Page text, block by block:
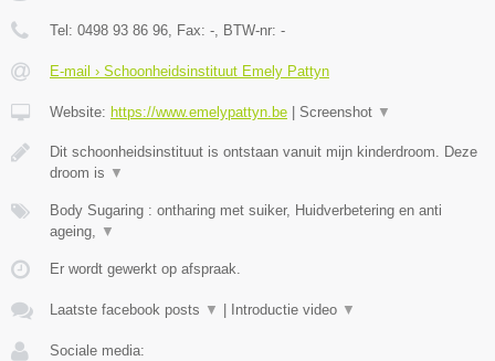
Tel: 0498 93 86 96, Fax: -, BTW-nr: -
E-mail › Schoonheidsinstituut Emely Pattyn
Website: https://www.emelypattyn.be Screenshot ▼
Dit schoonheidsinstituut is ontstaan vanuit mijn kinderdroom. Deze
droom is ▼
Body Sugaring : ontharing met suiker, Huidverbetering en anti
ageing, ▼
Er wordt gewerkt op afspraak.
Laatste facebook posts ▼ Introductie video ▼
Sociale media: